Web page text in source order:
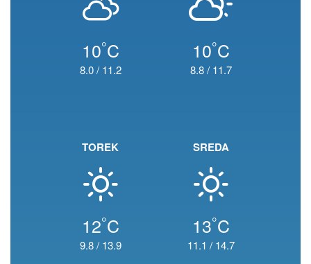
10°C
8.0/ 11.2
10°C
8.8/ 11.7
TOREK
12°C
9.8/ 13.9
SREDA
13°C
11.1 / 14.7